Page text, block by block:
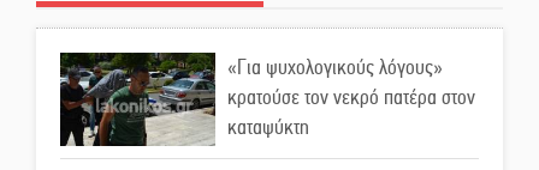
«Για ψυχολογικούς λόγους»
κρατούσε τον νεκρό πατέρα στον
καταψύκτη